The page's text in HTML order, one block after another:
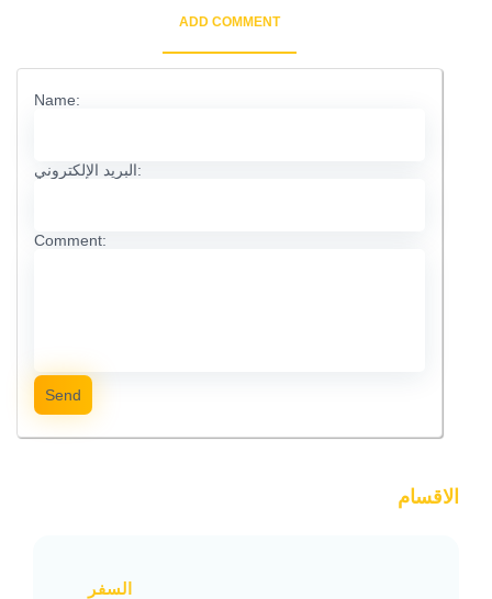
ADD COMMENT
Name:
البريد الإلكتروني:
Comment:
Send
الاقسام
السفر